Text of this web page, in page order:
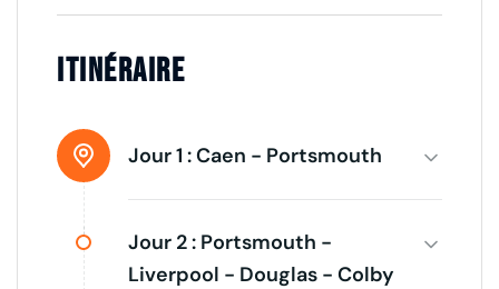
Itinéraire
Jour 1 :Caen - Portsmouth
Jour 2 : Portsmouth -
Liverpool - Douglas - Colby